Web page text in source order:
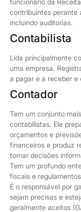
funcionário da
contribuintes perante
incluindo auditorias.
Contabilista
Lida principalmente
uma empresa.
a pagar e a receber
Contador
Tem um conjunto
contabilistas. Ele
orçamentos e
financeiros e produz
tomar decisões
Tem um profundo
fiscais e
É o responsável por
sejam precisas e
geralmente aceitos